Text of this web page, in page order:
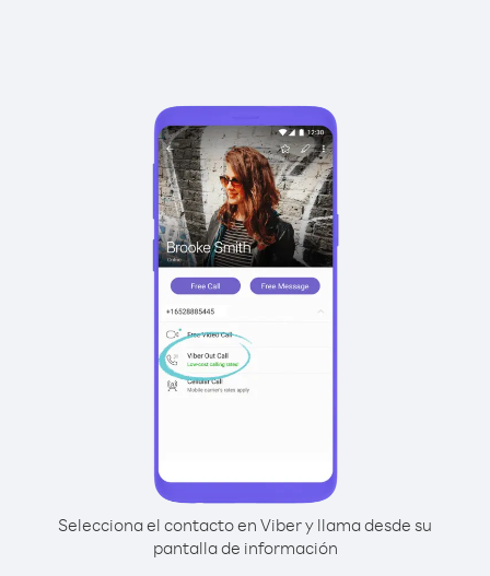
Selecciona el contacto en Viber y llama desde su
pantalla de información